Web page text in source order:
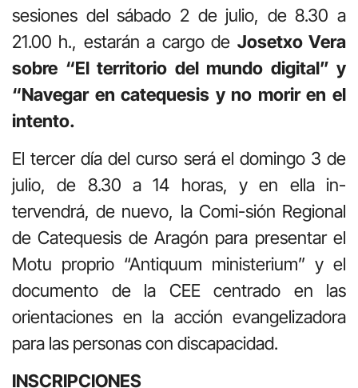
sesiones del sábado 2 de julio, de 8.30 a
21.00 h., estarán a cargo de Josetxo Vera
sobre “El territorio del mundo digital” y
“Navegar en catequesis y no morir en el
intento.
El tercer día del curso será el domingo 3 de
julio, de 8.30 a 14 horas, y en ella in-
tervendrá, de nuevo, la Comi-sión Regional
de Catequesis de Aragón para presentar el
Motu proprio “Antiquum ministerium” y el
documento de la CEE centrado en las
orientaciones en la acción evangelizadora
para las personas con discapacidad.
INSCRIPCIONES